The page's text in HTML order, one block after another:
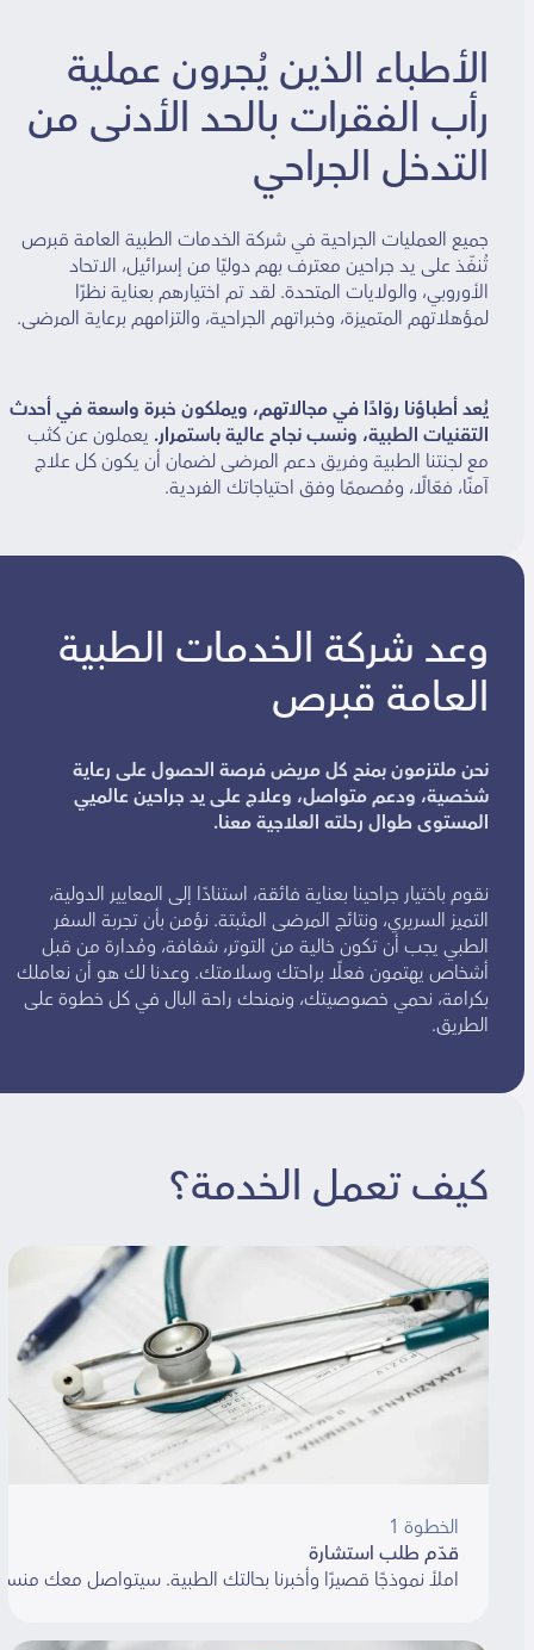
الأطباء الذين يُجرون عملية
رأب الفقرات بالحد الأدنى من
التدخل الجراحي
جميع العمليات الجراحية في شركة الخدمات الطبية العامة قبرص
تُنفّذ على يد جراحين معترف بهم دوليًا من إسرائيل، الاتحاد
الأوروبي، والولايات المتحدة. لقد تم اختيارهم بعناية نظرًا
لمؤهلاتهم المتميزة، وخبراتهم الجراحية، والتزامهم برعاية المرضى.
يُعد أطباؤنا روّادًا في مجالاتهم، ويملكون خبرة واسعة في أحدث
التقنيات الطبية، ونسب نجاح عالية باستمرار.يعملون عن كثب
مع لجنتنا الطبية وفريق دعم المرضى لضمان أن يكون كل علاج
آمنًا، فعّالًا، ومُصممًا وفق احتياجاتك الفردية.
وعد شركة الخدمات الطبية
العامة قبرص
نحن ملتزمون بمنح كل مريض فرصة الحصول على رعاية
شخصية، ودعم متواصل، وعلاج على يد جراحين عالميي
المستوى طوال رحلته العلاجية معنا.
نقوم باختيار جراحينا بعناية فائقة، استنادًا إلى المعايير الدولية،
التميز السريري، ونتائج المرضى المثبتة. نؤمن بأن تجربة السفر
الطبي يجب أن تكون خالية من التوتر، شفافة، ومُدارة من قبل
أشخاص يهتمون فعلًا براحتك وسلامتك. وعدنا لك هو أن نعاملك
بكرامة، نحمي خصوصيتك، ونمنحك راحة البال في كل خطوة على
الطريق.
كيف تعمل الخدمة؟
الخطوة 1
قدّم طلب استشارة
املأ نموذجًا قصيرًا وأخبرنا بحالتك الطبية. سيتواصل معك منسق خلال 48